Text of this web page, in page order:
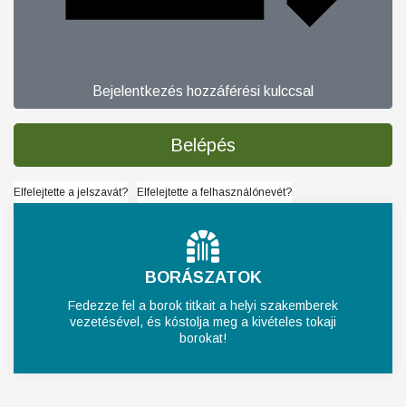
Bejelentkezés hozzáférési kulccsal
Belépés
Elfelejtette a jelszavát? Elfelejtette a felhasználónevét?
BORÁSZATOK
Fedezze fel a borok titkait a helyi szakemberek
vezetésével, és kóstolja meg a kivételes tokaji
borokat!